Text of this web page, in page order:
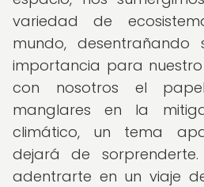
variedad de
mundo,
importancia para
con nosotros el
manglares en la
climático, un tema
dejará de
adentrarte en un viaje